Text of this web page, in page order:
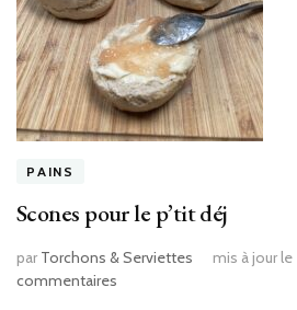
PAINS
Scones pour le p’tit déj
par Torchons & Serviettes mis à jour le
commentaires